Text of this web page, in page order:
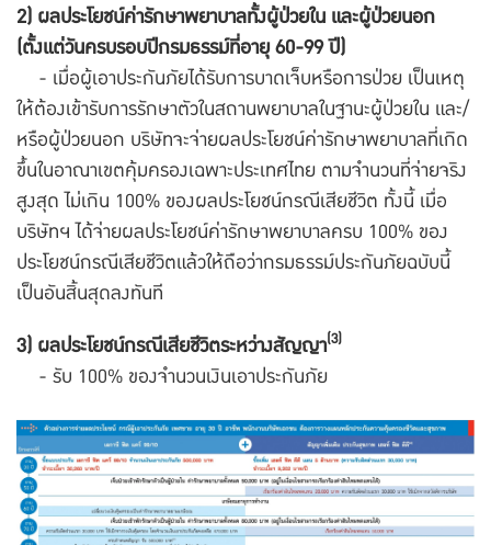
2) ผลประโยชน์ค่ารักษาพยาบาลทั้งผู้ป่วยใน และผู้ป่วยนอก
(ตั้งแต่วันครบรอบปีกรมธรรม์ที่อายุ 60-99 ปี)
- เมื่อผู้เอาประกันภัยได้รับการบาดเจ็บหรือการป่วย เป็นเหตุ
ให้ต้องเข้ารับการรักษาตัวในสถานพยาบาลในฐานะผู้ป่วยใน และ/
หรือผู้ป่วยนอก บริษัทจะจ่ายผลประโยชน์ค่ารักษาพยาบาลที่เกิด
ขึ้นในอาณาเขตคุ้มครองเฉพาะประเทศไทย ตามจำนวนที่จ่ายจริง
สูงสุด ไม่เกิน 100% ของผลประโยชน์กรณีเสียชีวิต ทั้งนี้ เมื่อ
บริษัทฯ ได้จ่ายผลประโยชน์ค่ารักษาพยาบาลครบ 100% ของ
ประโยชน์กรณีเสียชีวิตแล้วให้ถือว่ากรมธรรม์ประกันภัยฉบับนี้
เป็นอันสิ้นสุดลงทันที
3) ผลประโยชน์กรณีเสียชีวิตระหว่างสัญญา(3)
- รับ 100% ของจำนวนเงินเอาประกันภัย